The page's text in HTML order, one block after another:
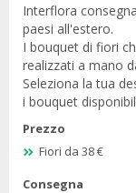
Interflora
paesi all'estero.
I bouquet di fiori
realizzati a mano
Seleziona la tua
i bouquet
Prezzo
Fiori da 38 €
Consegna